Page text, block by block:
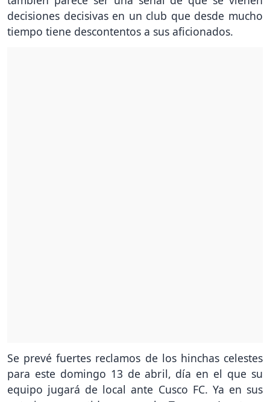
decisiones decisivas en un club que desde mucho
tiempo tiene descontentos a sus aficionados.
Se prevé fuertes reclamos de los hinchas celestes
para este domingo 13 de abril, día en el que su
equipo jugará de local ante Cusco FC. Ya en sus